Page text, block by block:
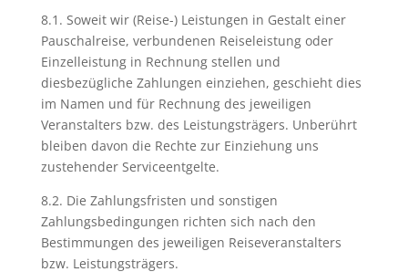
8.1. Soweit wir (Reise-) Leistungen in Gestalt einer
Pauschalreise, verbundenen Reiseleistung oder
Einzelleistung in Rechnung stellen und
diesbezügliche Zahlungen einziehen, geschieht dies
im Namen und für Rechnung des jeweiligen
Veranstalters bzw. des Leistungsträgers. Unberührt
bleiben davon die Rechte zur Einziehung uns
zustehender Serviceentgelte.
8.2. Die Zahlungsfristen und sonstigen
Zahlungsbedingungen richten sich nach den
Bestimmungen des jeweiligen Reiseveranstalters
bzw. Leistungsträgers.